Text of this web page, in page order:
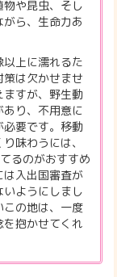
や昆虫、そし
ら、生命力あ
上に濡れるた
は欠かせませ
ますが、野生動
り、不用意に
要です。移動
味わうには、
るのがおすすめ
は入出国審査が
ようにしまし
この地は、一度
抱かせてくれ